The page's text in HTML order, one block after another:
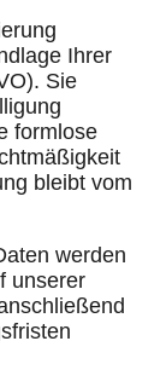
Ihrer
Sie
formlose
bleibt vom
werden
unserer